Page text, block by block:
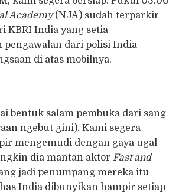
Academy(NJA) sudah terparkir
KBRI India yang setia
pengawalan dari polisi India
di atas mobilnya.
bentuk salam pembuka dari sang
ngebut gini). Kami segera
mengemudi dengan gaya ugal-
dia mantan aktorFast and
jadi penumpang mereka itu
India dibunyikan hampir setiap